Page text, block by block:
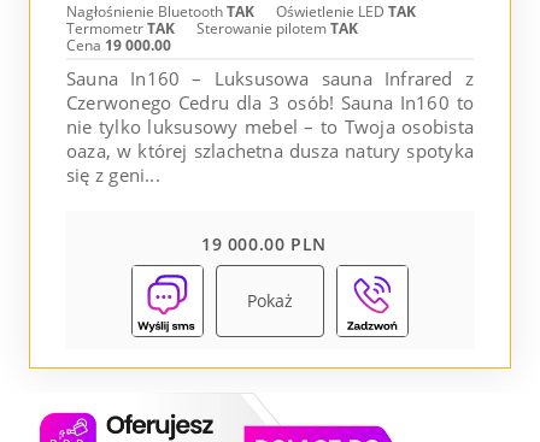
Nagłośnienie BluetoothTAK Oświetlenie LED TAK
TermometrTAK Sterowanie pilotemTAK
Cena 19 000.00
Sauna In160 – Luksusowa sauna Infrared z
Czerwonego Cedru dla 3 osób! Sauna In160 to
nie tylko luksusowy mebel – to Twoja osobista
oaza, w której szlachetna dusza natury spotyka
się z geni...
19 000.00 PLN
Pokaż